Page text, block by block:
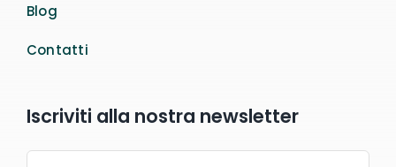
Blog
Contatti
Iscriviti alla nostra newsletter